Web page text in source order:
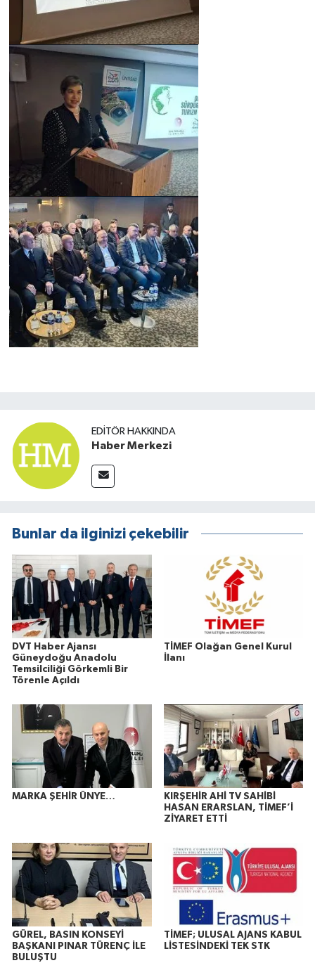
EDITÖR HAKKINDA
Haber Merkezi
Bunlar da ilginizi çekebilir
DVT Haber Ajansı
Güneydoğu Anadolu
Temsilciliği Görkemli Bir
Törenle Açıldı
TİMEF Olağan Genel Kurul
İlanı
MARKA ŞEHİR ÜNYE…
KIRŞEHİR AHİ TV SAHİBİ
HASAN ERARSLAN, TİMEF’İ
ZİYARET ETTİ
GÜREL, BASIN KONSEYİ
BAŞKANI PINAR TÜRENÇ İLE
BULUŞTU
TİMEF; ULUSAL AJANS KABUL
LİSTESİNDEKİ TEK STK